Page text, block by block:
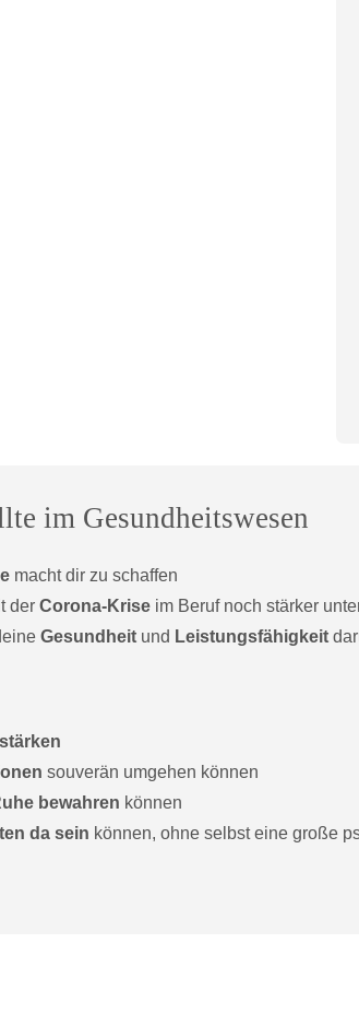
im Gesundheitswesen
macht dir zu schaffen
der Corona-Krise im Beruf noch stärker
Gesundheit und Leistungsfähigkeit
souverän umgehen können
bewahren können
da sein können, ohne selbst eine große